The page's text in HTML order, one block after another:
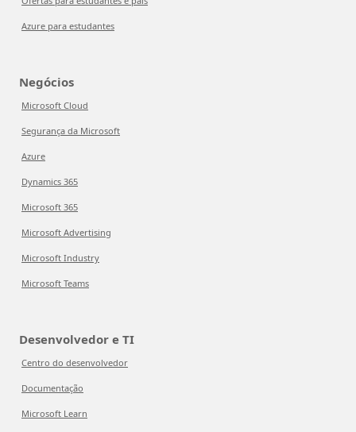
Azure para estudantes
Negócios
Microsoft Cloud
Segurança da Microsoft
Azure
Dynamics 365
Microsoft 365
Microsoft Advertising
Microsoft Industry
Microsoft Teams
Desenvolvedor e TI
Centro do desenvolvedor
Documentação
Microsoft Learn